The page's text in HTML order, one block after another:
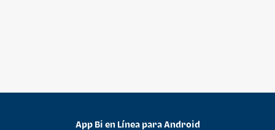
App Bi en Línea para Android